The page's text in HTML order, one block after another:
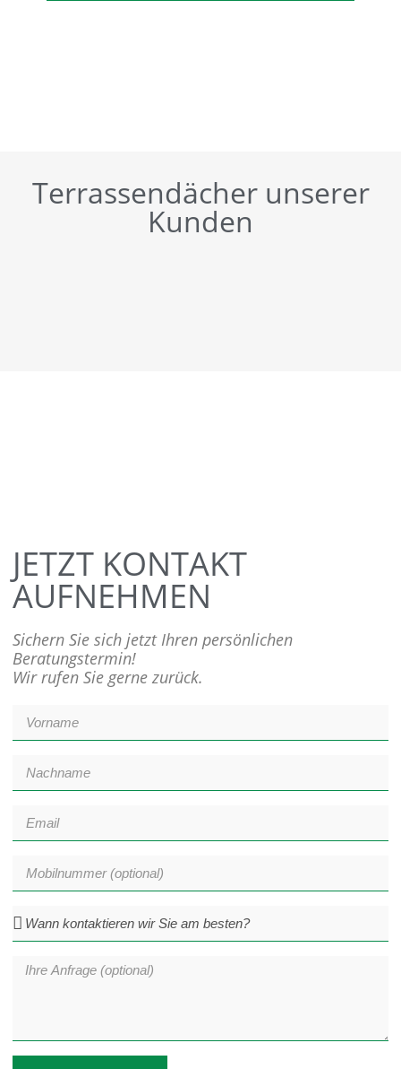
Terrassendächer unserer
Kunden
JETZT KONTAKT
AUFNEHMEN
Sichern Sie sich jetzt Ihren persönlichen
Beratungstermin!
Wir rufen Sie gerne zurück.